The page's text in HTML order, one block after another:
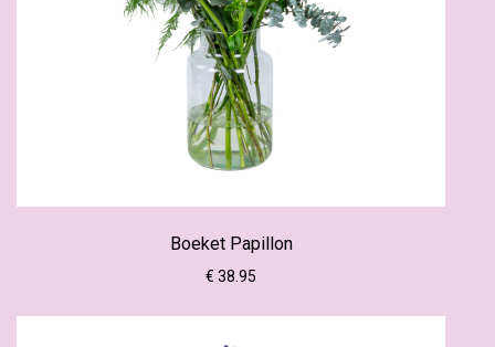
Boeket Papillon
€ 38.95